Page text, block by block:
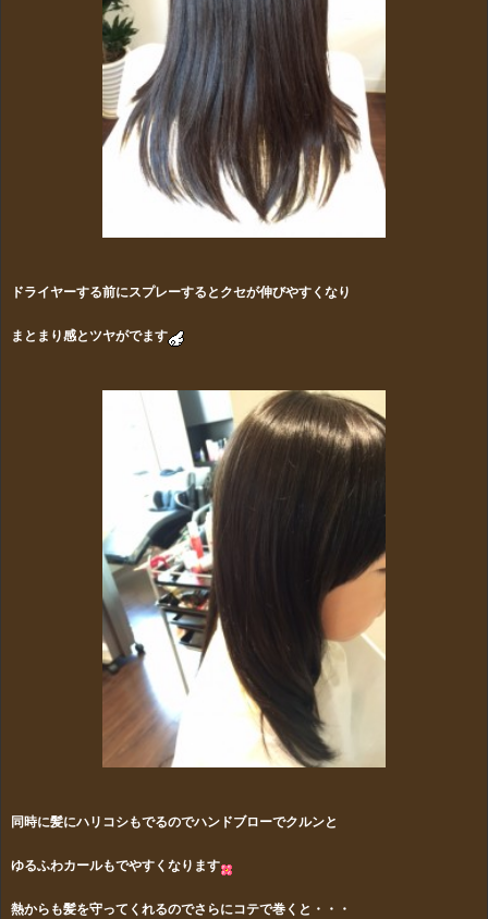
ドライヤーする前にスプレーするとクセが伸びやすくなり
まとまり感とツヤがでます
同時に髪にハリコシもでるのでハンドブローでクルンと
ゆるふわカールもでやすくなります
熱からも髪を守ってくれるのでさらにコテで巻くと・・・